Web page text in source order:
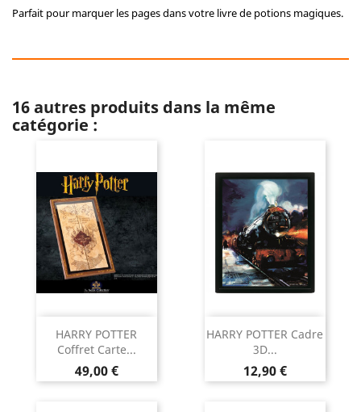
Parfait pour marquer les pages dans votre livre de potions magiques.
16 autres produits dans la même
catégorie :
HARRY POTTER
Coffret Carte...
Prix
49,00 €
HARRY POTTER Cadre
3D...
Prix
12,90 €